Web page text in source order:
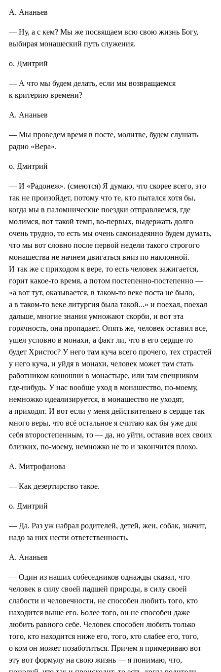
А. Ананьев
— Ну, а с кем? Мы же посвящаем всю свою жизнь Богу,
выбирая монашеский путь служения.
о. Дмитрий
— А что мы будем делать, если мы возвращаемся
к критерию времени?
А. Ананьев
— Мы проведем время в посте, молитве, будем слушать
радио «Вера».
о. Дмитрий
— И «Радонеж». (смеются) Я думаю, что скорее всего, это
так не произойдет, потому что те, кто пытался хотя бы,
когда мы в паломнические поездки отправляемся, где
молимся, вот такой темп, во-первых, выдержать долго
очень трудно, то есть мы очень самонадеянно будем думать,
что мы вот словно после первой недели такого строгого
монашества не начнем двигаться вниз по наклонной.
И так же с приходом к вере, то есть человек зажигается,
горит какое-то время, а потом постепенно-постепенно —
«а вот тут, оказывается, в таком-то веке поста не было,
а в таком-то веке литургия была такой...» и поехал, поехал
дальше, многие знания умножают скорби, и вот эта
горячность, она пропадает. Опять же, человек оставил все,
ушел условно в монахи, а факт ли, что в его сердце-то
будет Христос? У него там куча всего прочего, тех страстей
у него куча, и уйдя в монахи, человек может там стать
работником конюшни в монастыре, или там свещником
где-нибудь. У нас вообще уход в монашество, по-моему,
немножко идеализируется, в монашество не уходят,
а приходят. И вот если у меня действительно в сердце так
много веры, что всё остальное я считаю как бы уже для
себя второстепенным, то — да, но уйти, оставив всех своих
близких, по-моему, немножко не то и закончится плохо.
А. Митрофанова
— Как дезертирство такое.
о. Дмитрий
— Да. Раз уж набрал родителей, детей, жен, собак, значит,
надо за них нести ответственность.
А. Ананьев
— Один из наших собеседников однажды сказал, что
человек в силу своей падшей природы, в силу своей
слабости и человечности, не способен любить того, кто
находится выше его. Более того, он не способен даже
любить равного себе. Человек способен любить только
того, кто находится ниже его, того, кто слабее его, того,
о ком он может позаботиться. Причем я примериваю вот
эту вот формулу на свою жизнь — я понимаю, что,